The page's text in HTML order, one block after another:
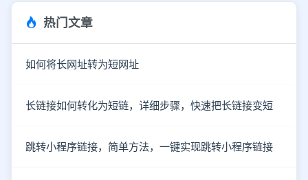
热门文章
如何将长网址转为短网址
长链接如何转化为短链，详细步骤，快速把长链接变短
跳转小程序链接，简单方法，一键实现跳转小程序链接